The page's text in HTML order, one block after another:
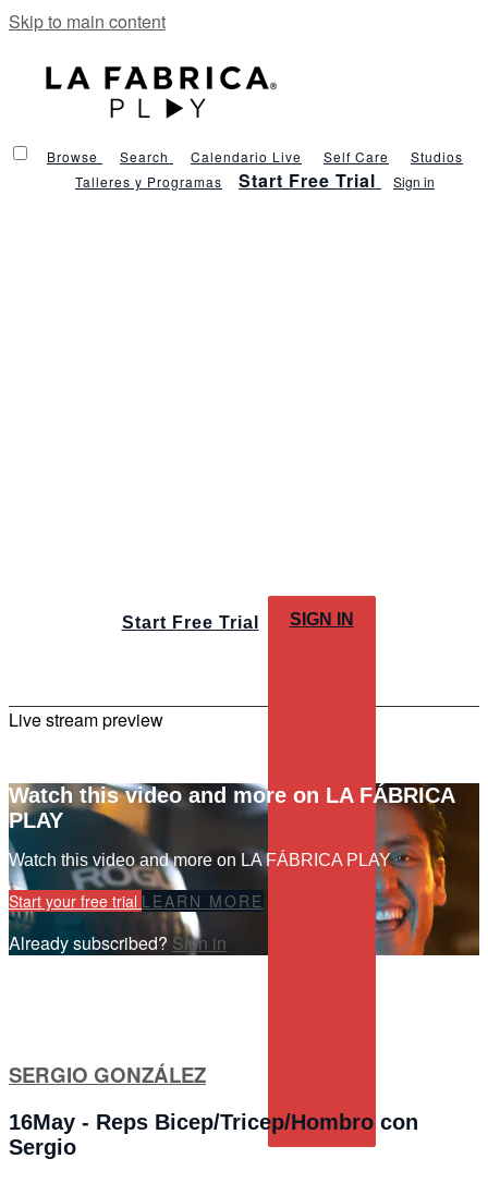
Skip to main content
Browse Search Calendario Live Self Care
Studios
Talleres y Programas
Start Free Trial Sign in
Start Free Trial SIGN IN
Live stream preview
Watch this video and more on LA FÁBRICA
PLAY
Watch this video and more on LA FÁBRICA PLAY
Start your free trial LEARN MORE
Already subscribed? Sign in
SERGIO GONZÁLEZ
16May - Reps Bicep/Tricep/Hombro con
Sergio